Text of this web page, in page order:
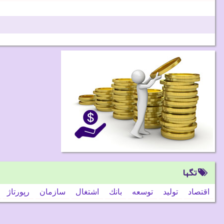
تگها
اقتصاد تولید توسعه بانك اشتغال سازمان رپورتاژ